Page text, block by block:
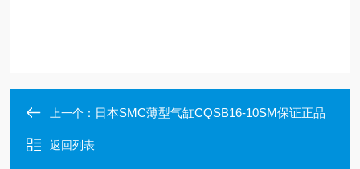
上一个： 日本SMC薄型气缸CQSB16-10SM保证正品
返回列表